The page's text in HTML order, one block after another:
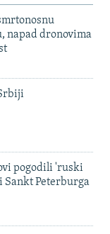
napad dronovima
pogodili 'ruski
Sankt Peterburga